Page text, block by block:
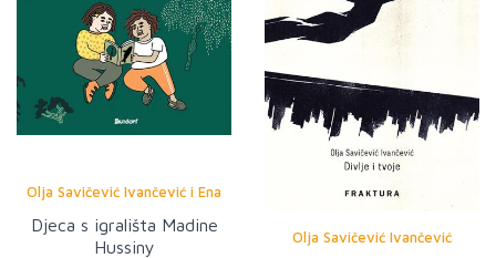
Olja Savičević Ivančević i Ena
Jurov
Djeca s igrališta Madine
Hussiny
Olja Savičević Ivančević